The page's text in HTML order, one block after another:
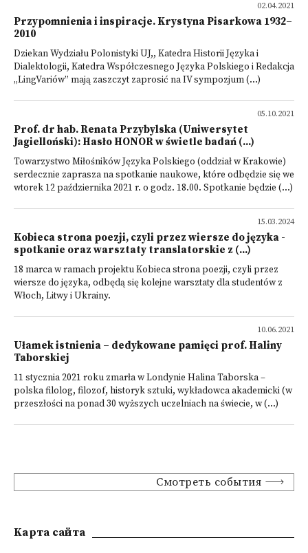
02.04.2021
Przypomnienia i inspiracje. Krystyna Pisarkowa 1932–
2010
Dziekan Wydziału Polonistyki UJ,, Katedra Historii Języka i
Dialektologii, Katedra Współczesnego Języka Polskiego i Redakcja
„LingVariów” mają zaszczyt zaprosić na IV sympozjum (...)
05.10.2021
Prof. dr hab. Renata Przybylska (Uniwersytet
Jagielloński): Hasło HONOR w świetle badań (...)
Towarzystwo Miłośników Języka Polskiego (oddział w Krakowie)
serdecznie zaprasza na spotkanie naukowe, które odbędzie się we
wtorek 12 października 2021 r. o godz. 18.00. Spotkanie będzie (...)
15.03.2024
Kobieca strona poezji, czyli przez wiersze do języka -
spotkanie oraz warsztaty translatorskie z (...)
18 marca w ramach projektu Kobieca strona poezji, czyli przez
wiersze do języka, odbędą się kolejne warsztaty dla studentów z
Włoch, Litwy i Ukrainy.
10.06.2021
Ułamek istnienia – dedykowane pamięci prof. Haliny
Taborskiej
11 stycznia 2021 roku zmarła w Londynie Halina Taborska –
polska filolog, filozof, historyk sztuki, wykładowca akademicki (w
przeszłości na ponad 30 wyższych uczelniach na świecie, w (...)
Смотреть события
Kарта сайта